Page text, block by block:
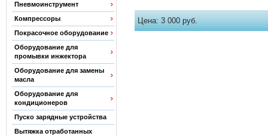
Пневмоинструмент
Компрессоры
Покрасочное оборудование
Оборудование для
промывки инжектора
Оборудование для замены
масла
Оборудование для
кондиционеров
Пуско зарядные устройства
Вытяжка отработанных
Цена:3 000 руб.